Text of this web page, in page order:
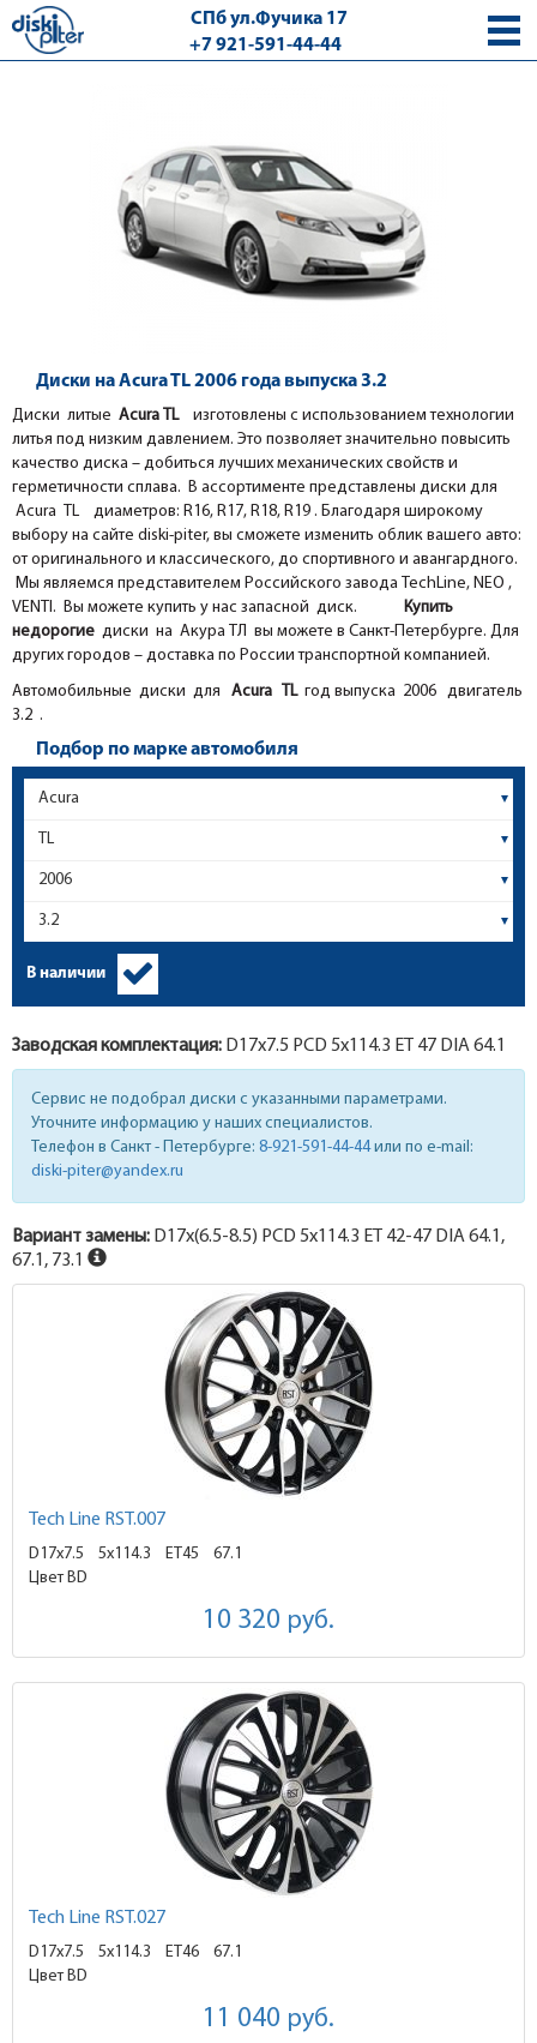
СПб ул.Фучика 17
+7 921-591-44-44
Диски на Acura TL 2006 года выпуска 3.2
Диски литые Acura ТL изготовлены с использованием технологии
литья под низким давлением. Это позволяет значительно повысить
качество диска – добиться лучших механических свойств и
герметичности сплава. В ассортименте представлены диски для
Acura ТL диаметров: R16, R17, R18, R19 . Благодаря широкому
выбору на сайте diski-piter, вы сможете изменить облик вашего авто:
от оригинального и классического, до спортивного и авангардного.
Мы являемся представителем Российского завода TechLine, NEO ,
VENTI. Вы можете купить у нас запасной диск. Купить
недорогие диски на Акура ТЛ вы можете в Санкт-Петербурге. Для
других городов – доставка по России транспортной компанией.
Автомобильные диски для
Acura TLгод выпуска 2006 двигатель
3.2 .
Подбор по марке автомобиля
В наличии
Заводская комплектация: D17x7.5 PCD 5x114.3 ET 47 DIA 64.1
Сервис не подобрал диски с указанными параметрами.
Уточните информацию у наших специалистов.
Телефон в Санкт - Петербурге: 8-921-591-44-44или по e-mail:
diski-piter@yandex.ru
Вариант замены: D17x(6.5-8.5) PCD 5x114.3 ET 42-47 DIA 64.1,
67.1, 73.1
Tech Line RST.007
D17x7.5 5x114.3 ET45
67.1
Цвет BD
10 320 руб.
Tech Line RST.027
D17x7.5 5x114.3 ET46
67.1
Цвет BD
11 040 руб.